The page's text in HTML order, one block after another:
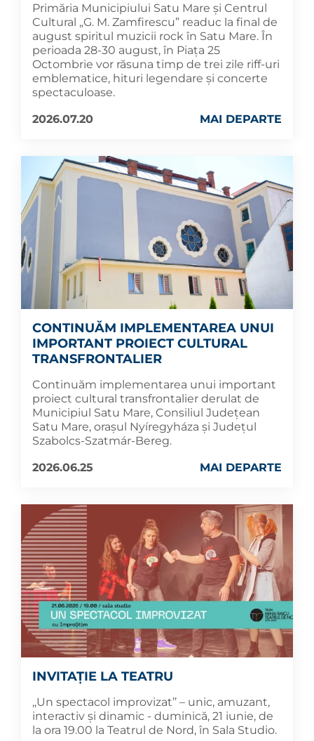
Primăria Municipiului Satu Mare și Centrul
Cultural „G. M. Zamfirescu” readuc la final de
august spiritul muzicii rock în Satu Mare. În
perioada 28-30 august, în Piața 25
Octombrie vor răsuna timp de trei zile riff-uri
emblematice, hituri legendare și concerte
spectaculoase.
2026.07.20
MAI DEPARTE
CONTINUĂM IMPLEMENTAREA UNUI
IMPORTANT PROIECT CULTURAL
TRANSFRONTALIER
Continuăm implementarea unui important
proiect cultural transfrontalier derulat de
Municipiul Satu Mare, Consiliul Județean
Satu Mare, orașul Nyíregyháza și Județul
Szabolcs-Szatmár-Bereg.
2026.06.25
MAI DEPARTE
INVITAȚIE LA TEATRU
,,Un spectacol improvizat’’ – unic, amuzant,
interactiv și dinamic - duminică, 21 iunie, de
la ora 19.00 la Teatrul de Nord, în Sala Studio.